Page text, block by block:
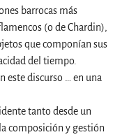
barrocas más
(o de Chardin),
que componían sus
del tiempo.
este discurso … en una
tanto desde un
composición y gestión